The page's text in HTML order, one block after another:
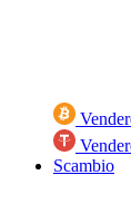
Scambio